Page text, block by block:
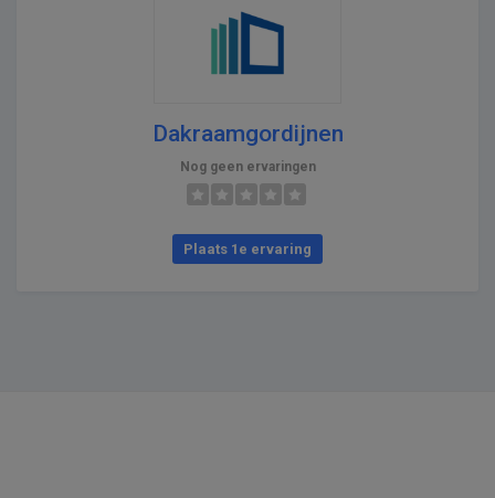
Dakraamgordijnen
Nog geen ervaringen
Plaats 1e ervaring